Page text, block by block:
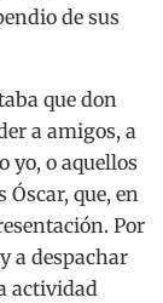
de sus
que don
a amigos, a
yo, o aquellos
que, en
Por
a despachar
actividad